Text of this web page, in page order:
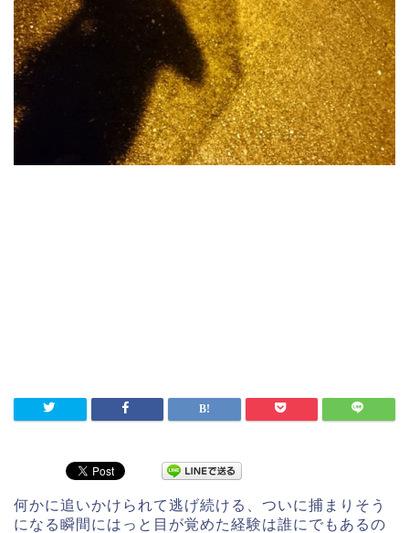
何かに追いかけられて逃げ続ける、ついに捕まりそう
になる瞬間にはっと目が覚めた経験は誰にでもあるの